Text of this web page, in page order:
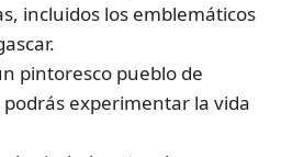
incluidos los emblemáticos
pintoresco pueblo de
experimentar la vida